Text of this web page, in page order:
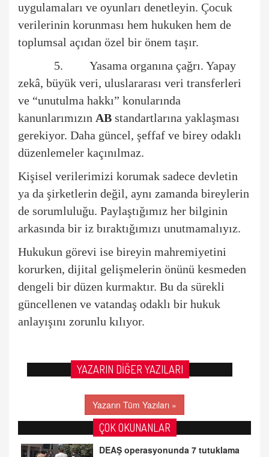
uygulamaları ve oyunları denetleyin. Çocuk
verilerinin korunması hem hukuken hem de
toplumsal açıdan özel bir önem taşır.
5. Yasama organına çağrı. Yapay
zekâ, büyük veri, uluslararası veri transferleri
ve “unutulma hakkı” konularında
kanunlarımızın AB standartlarına yaklaşması
gerekiyor. Daha güncel, şeffaf ve birey odaklı
düzenlemeler kaçınılmaz.
Kişisel verilerimizi korumak sadece devletin
ya da şirketlerin değil, aynı zamanda bireylerin
de sorumluluğu. Paylaştığımız her bilginin
arkasında bir iz bıraktığımızı unutmamalıyız.
Hukukun görevi ise bireyin mahremiyetini
korurken, dijital gelişmelerin önünü kesmeden
dengeli bir düzen kurmaktır. Bu da sürekli
güncellenen ve vatandaş odaklı bir hukuk
anlayışını zorunlu kılıyor.
YAZARIN DİĞER YAZILARI
Yazarın Tüm Yazıları »
ÇOK OKUNANLAR
DEAŞ operasyonunda 7 tutuklama